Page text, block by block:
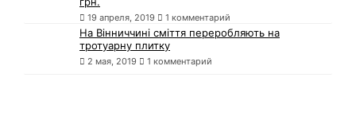
19 апреля, 2019 1 комментарий
На Вінниччині сміття переробляють на
тротуарну плитку
2 мая, 2019 1 комментарий